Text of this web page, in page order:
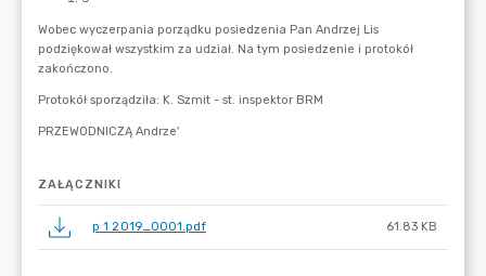
ZAŁĄCZNIKI
p 1 2019_0001.pdf 61.83 KB